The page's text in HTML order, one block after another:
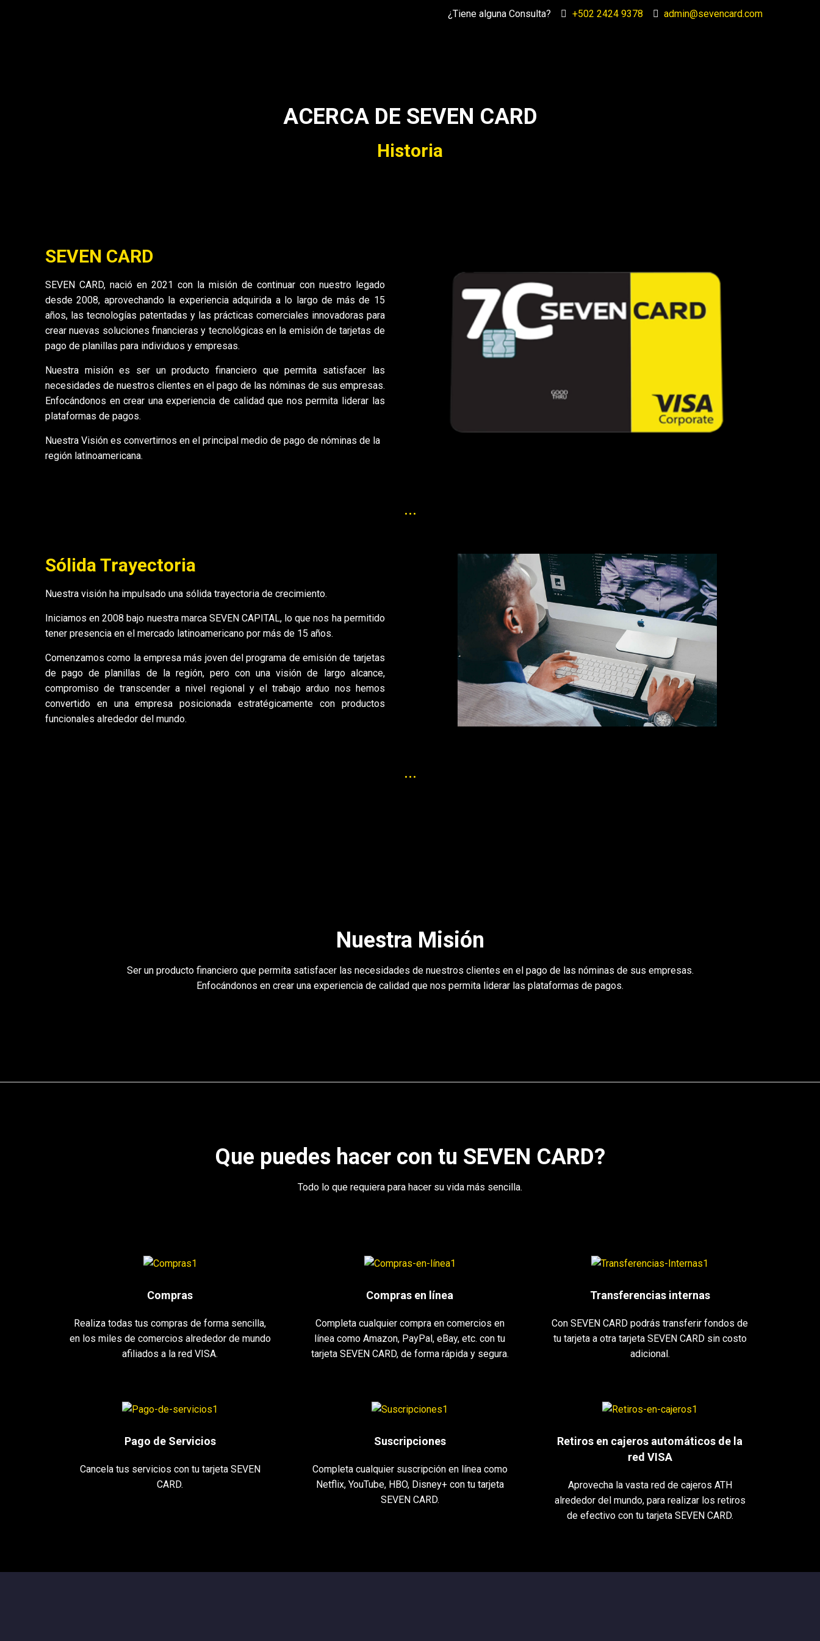
¿Tiene alguna Consulta? +502 2424 9378 admin@sevencard.com
ACERCA DE SEVEN CARD
Historia
SEVEN CARD
SEVEN CARD, nació en 2021 con la misión de continuar con nuestro legado
desde 2008, aprovechando la experiencia adquirida a lo largo de más de 15
años, las tecnologías patentadas y las prácticas comerciales innovadoras para
crear nuevas soluciones financieras y tecnológicas en la emisión de tarjetas de
pago de planillas para individuos y empresas.
Nuestra misión es ser un producto financiero que permita satisfacer las
necesidades de nuestros clientes en el pago de las nóminas de sus empresas.
Enfocándonos en crear una experiencia de calidad que nos permita liderar las
plataformas de pagos.
Nuestra Visión es convertirnos en el principal medio de pago de nóminas de la
región latinoamericana.
...
Sólida Trayectoria
Nuestra visión ha impulsado una sólida trayectoria de crecimiento.
Iniciamos en 2008 bajo nuestra marca SEVEN CAPITAL, lo que nos ha permitido
tener presencia en el mercado latinoamericano por más de 15 años.
Comenzamos como la empresa más joven del programa de emisión de tarjetas
de pago de planillas de la región, pero con una visión de largo alcance,
compromiso de transcender a nivel regional y el trabajo arduo nos hemos
convertido en una empresa posicionada estratégicamente con productos
funcionales alrededor del mundo.
...
Nuestra Misión
Ser un producto financiero que permita satisfacer las necesidades de nuestros clientes en el pago de las nóminas de sus empresas.
Enfocándonos en crear una experiencia de calidad que nos permita liderar las plataformas de pagos.
Que puedes hacer con tu SEVEN CARD?
Todo lo que requiera para hacer su vida más sencilla.
Compras
Realiza todas tus compras de forma sencilla,
en los miles de comercios alrededor de mundo
afiliados a la red VISA.
Compras en línea
Completa cualquier compra en comercios en
línea como Amazon, PayPal, eBay, etc. con tu
tarjeta SEVEN CARD, de forma rápida y segura.
Transferencias internas
Con SEVEN CARD podrás transferir fondos de
tu tarjeta a otra tarjeta SEVEN CARD sin costo
adicional.
Pago de Servicios
Cancela tus servicios con tu tarjeta SEVEN
CARD.
Suscripciones
Completa cualquier suscripción en línea como
Netflix, YouTube, HBO, Disney+ con tu tarjeta
SEVEN CARD.
Retiros en cajeros automáticos de la
red VISA
Aprovecha la vasta red de cajeros ATH
alrededor del mundo, para realizar los retiros
de efectivo con tu tarjeta SEVEN CARD.